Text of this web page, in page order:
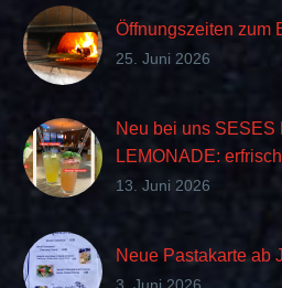
Öffnungszeiten zum
25. Juni 2026
Neu bei uns SESES
LEMONADE:
im Geschmack
13. Juni 2026
Neue Pastakarte ab